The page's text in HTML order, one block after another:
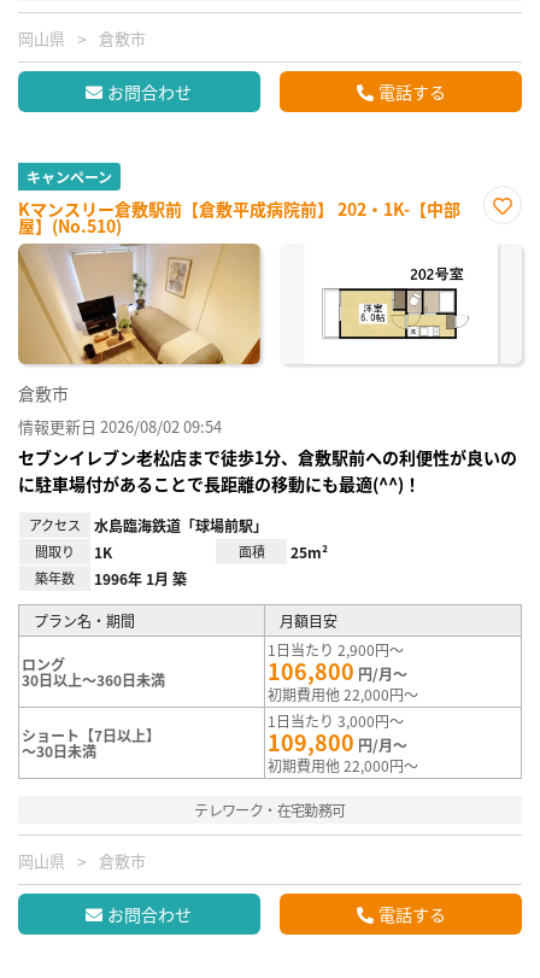
岡山県 倉敷市
お問合わせ 電話する
キャンペーン
Kマンスリー倉敷駅前【倉敷平成病院前】 202・1K-【中部
屋】(No.510)
に入
倉敷市
情報更新日 2026/08/02 09:54
セブンイレブン老松店まで徒歩1分、倉敷駅前への利便性が良いの
に駐車場付があることで長距離の移動にも最適(^^)！
アクセス 水島臨海鉄道「球場前駅」
間取り 1K 面積 25m²
築年数 1996年 1月 築
プラン名・期間 月額目安
ロング
30日以上～360日未満
1日当たり 2,900円～
106,800 円/月～
初期費用他 22,000円～
ショート【7日以上】
～30日未満
1日当たり 3,000円～
109,800 円/月～
初期費用他 22,000円～
テレワーク・在宅勤務可
岡山県 倉敷市
お問合わせ 電話する